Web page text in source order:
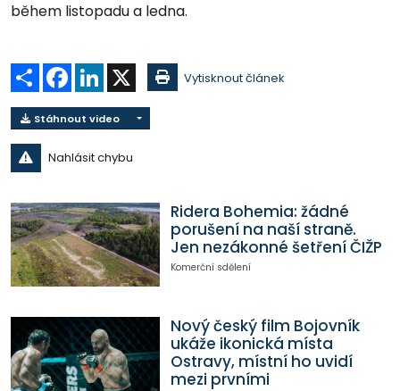
během listopadu a ledna.
Sdílet Facebook
LinkedIn Vytisknout článek
Stáhnout video
Nahlásit chybu
Ridera Bohemia: žádné
porušení na naší straně.
Jen nezákonné šetření ČIŽP
Komerční sdělení
Nový český film Bojovník
ukáže ikonická místa
Ostravy, místní ho uvidí
mezi prvními